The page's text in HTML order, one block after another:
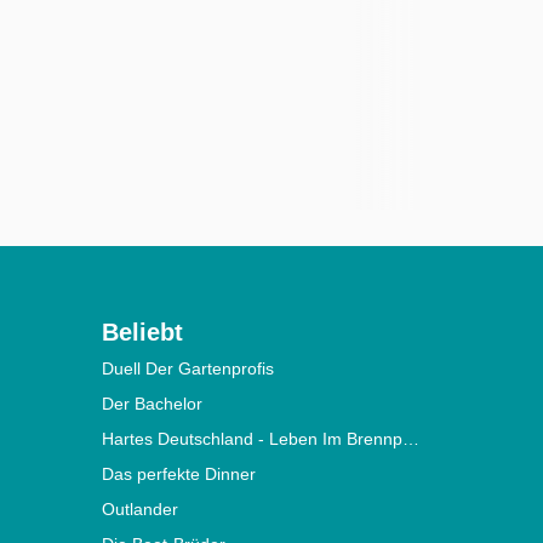
Beliebt
Duell Der Gartenprofis
Der Bachelor
Hartes Deutschland - Leben Im Brennpunkt
Das perfekte Dinner
Outlander